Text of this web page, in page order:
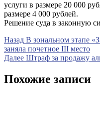
услуги в размере 20 000
размере 4 000 рублей.
Решение суда в законную
Навигация
по
Назад Предыдущая
запись
В зональном этапе
заняла почетное III место
Далее Следующая
Штраф за продажу
Похожие записи